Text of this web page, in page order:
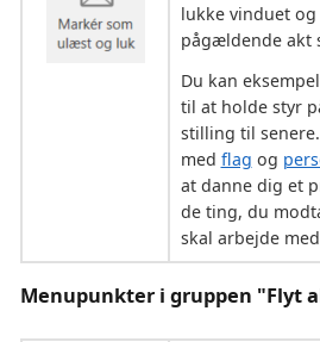
lukke vinduet
pågældende akt
Du kan
til at holde styr
stilling til
med flag og
at danne dig et
de ting, du
skal arbejde
Menupunkter i gruppen "Flyt